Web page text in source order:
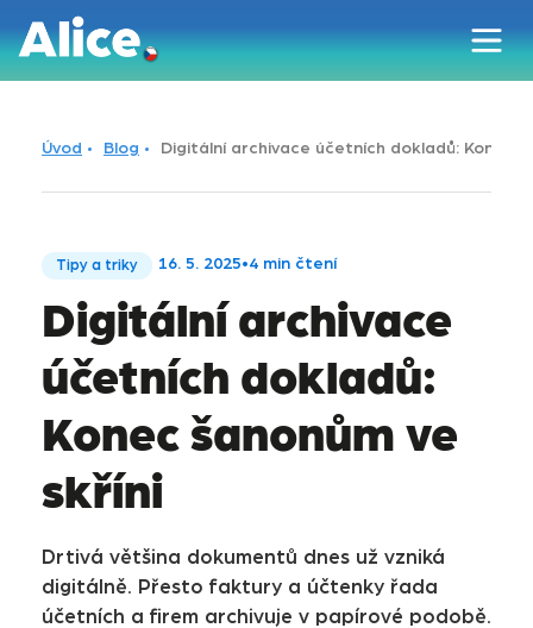
Úvod Blog Digitální archivace účetních dokladů: Konec
Tipy a triky 16. 5. 2025•4 min čtení
Digitální archivace
účetních dokladů:
Konec šanonům ve
skříni
Drtivá většina dokumentů dnes už vzniká
digitálně. Přesto faktury a účtenky řada
účetních a firem archivuje v papírové podobě.